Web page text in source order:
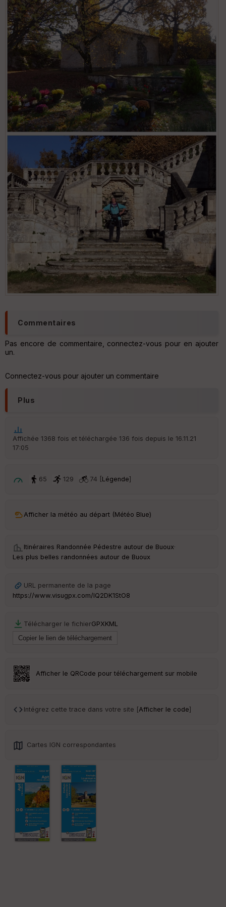
Commentaires
Pas encore de commentaire, connectez-vous pour en ajouter
un.
Connectez-vous pour ajouter un commentaire
Plus
Affichée 1368 fois et téléchargée 136 fois depuis le 16.11.21
17:05
65 129 74 [Légende]
Afficher la météo au départ (Météo Blue)
Itinéraires Randonnée Pédestre autour de Buoux·
Les plus belles randonnées autour de Buoux
URL permanente de la page
https://www.visugpx.com/IQ2DK1StO8
Télécharger le fichierGPXKML
Afficher le QRCode pour téléchargement sur mobile
Intégrez cette trace dans votre site [Afficher le code]
Cartes IGN correspondantes